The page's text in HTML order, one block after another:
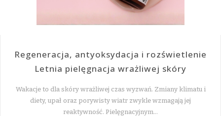
Regeneracja, antyoksydacja i rozświetlenie
Letnia pielęgnacja wrażliwej skóry
Wakacje to dla skóry wrażliwej czas wyzwań. Zmiany klimatu i
diety, upał oraz porywisty wiatr zwykle wzmagają jej
reaktywność. Pielęgnacyjnym…